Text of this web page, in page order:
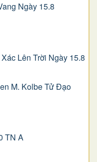
Ngày 15.8
Lên Trời Ngày 15.8
M. Kolbe Tử Đạo
TN A